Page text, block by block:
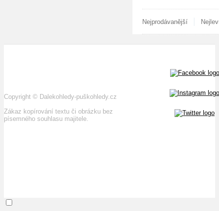
Nejprodávanější
Copyright © Dalekohledy-puškohledy.cz
Zákaz kopírování textu či obrázku bez
písemného souhlasu majitele.